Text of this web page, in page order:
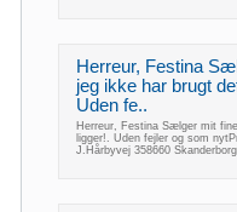
Herreur, Festina
jeg ikke har brugt
Uden fe..
Herreur, Festina Sælger mit
ligger!. Uden fejler og som
J.Hårbyvej 358660